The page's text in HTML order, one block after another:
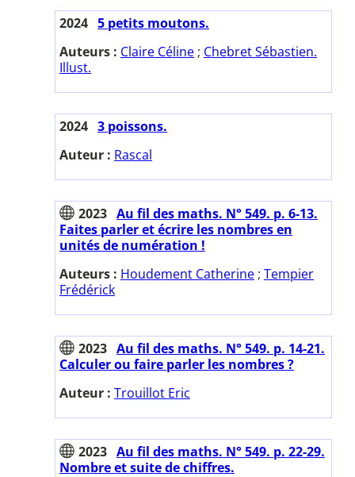
2024 5 petits moutons.
Auteurs : Claire Céline ; Chebret Sébastien.
Illust.
2024 3 poissons.
Auteur : Rascal
2023 Au fil des maths. N° 549. p. 6-13.
Faites parler et écrire les nombres en
unités de numération !
Auteurs : Houdement Catherine ; Tempier
Frédérick
2023 Au fil des maths. N° 549. p. 14-21.
Calculer ou faire parler les nombres ?
Auteur : Trouillot Eric
2023 Au fil des maths. N° 549. p. 22-29.
Nombre et suite de chiffres.